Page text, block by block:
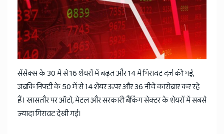
सेंसेक्स के 30 में से 16 शेयरों में बढ़त और 14 में गिरावट दर्ज की गई,
जबकि निफ्टी के 50 में से 14 शेयर ऊपर और 36 नीचे कारोबार कर रहे
हैं। खासतौर पर ऑटो, मेटल और सरकारी बैंकिंग सेक्टर के शेयरों में सबसे
ज्यादा गिरावट देखी गई।